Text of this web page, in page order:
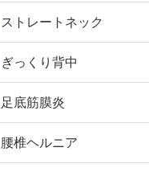
ストレートネック
ぎっくり背中
足底筋膜炎
腰椎ヘルニア